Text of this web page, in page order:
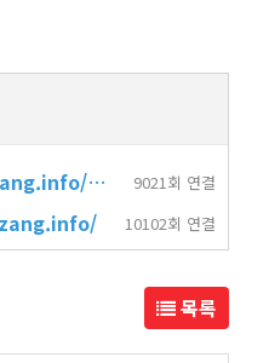
https://www.mazzang.info/shop_info.php?wr_id=1332 9021회 연결
10102회 연결
목록